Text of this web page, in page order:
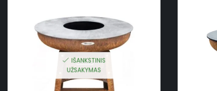
IŠANKSTINIS
UŽSAKYMAS